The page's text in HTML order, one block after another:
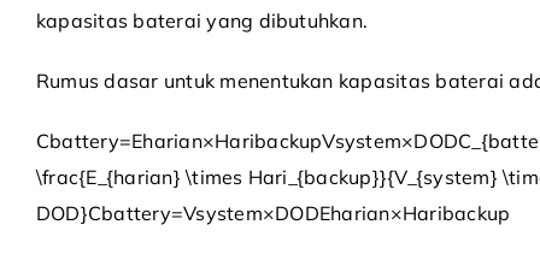
kapasitas baterai yang dibutuhkan.
Rumus dasar untuk menentukan kapasitas baterai
\frac{E_{harian} \times Hari_{backup}}{V_{system}
DOD}Cbattery=Vsystem×DODEharian×Haribackup